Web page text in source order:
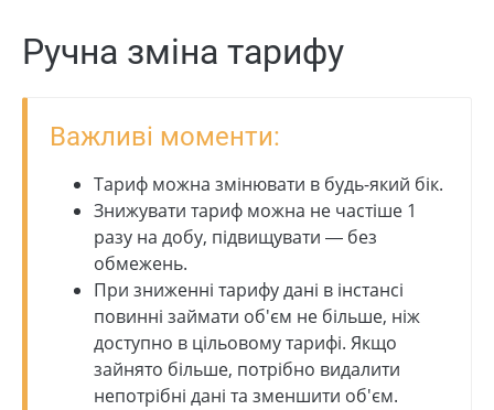
Ручна зміна тарифу
Важливі моменти:
Тариф можна змінювати в будь-який бік.
Знижувати тариф можна не частіше 1
разу на добу, підвищувати — без
обмежень.
При зниженні тарифу дані в інстансі
повинні займати об'єм не більше, ніж
доступно в цільовому тарифі. Якщо
зайнято більше, потрібно видалити
непотрібні дані та зменшити об'єм.